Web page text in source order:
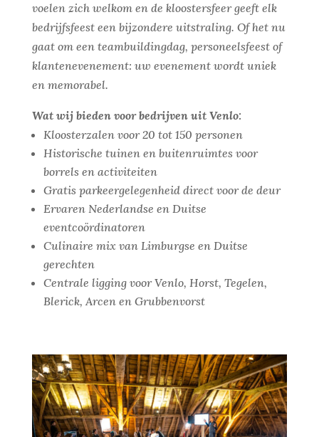
voelen zich welkom en de kloostersfeer geeft elk
bedrijfsfeest een bijzondere uitstraling. Of het nu
gaat om een teambuildingdag, personeelsfeest of
klantenevenement: uw evenement wordt uniek
en memorabel.
Wat wij bieden voor bedrijven uit Venlo:
Kloosterzalen voor 20 tot 150 personen
Historische tuinen en buitenruimtes voor
borrels en activiteiten
Gratis parkeergelegenheid direct voor de deur
Ervaren Nederlandse en Duitse
eventcoördinatoren
Culinaire mix van Limburgse en Duitse
gerechten
Centrale ligging voor Venlo, Horst, Tegelen,
Blerick, Arcen en Grubbenvorst